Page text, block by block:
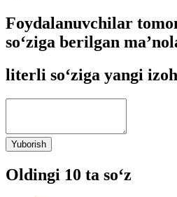
Foydalanuvchilar
so‘ziga berilgan
literli so‘ziga yangi
Yuborish
Oldingi 10 ta so‘z